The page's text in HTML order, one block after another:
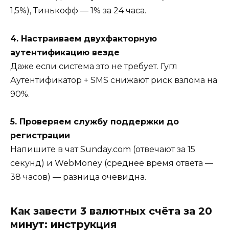
1,5%), Тинькофф — 1% за 24 часа.
4. Настраиваем двухфакторную
аутентификацию везде
Даже если система это не требует. Гугл
Аутентификатор + SMS снижают риск взлома на
90%.
5. Проверяем службу поддержки до
регистрации
Напишите в чат Sunday.com (отвечают за 15
секунд) и WebMoney (среднее время ответа —
38 часов) — разница очевидна.
Как завести 3 валютных счёта за 20
минут: инструкция